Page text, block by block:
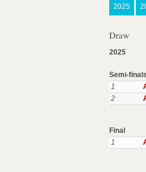
2025
Draw
2025
Semi-finals
1
2
Final
1